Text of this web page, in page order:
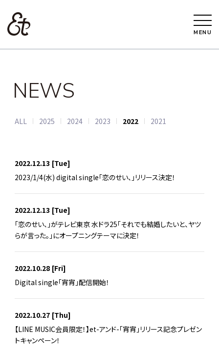
MENU
NEWS
ALL 2025 2024 2023 2022 2021
2022.12.13 [Tue]
2023/1/4(水) digital single「恋のせい、」リリース決定！
2022.12.13 [Tue]
「恋のせい、」がテレビ東京 水ドラ25「それでも結婚したいと、ヤツ
らが言った。」にオープニングテーマに決定！
2022.10.28 [Fri]
Digital single「宵宵」配信開始！
2022.10.27 [Thu]
【LINE MUSIC会員限定！】et-アンド-「宵宵」リリース記念プレゼン
トキャンペーン！